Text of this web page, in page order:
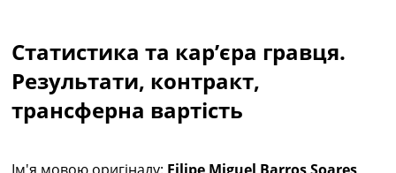
Чемпіонат Світу
Україна. Прем’єр-Ліга
Україна. Перша Ліга
Ліга Чемпіонів
Статистика та кар’єра гравця.
Результати, контракт,
трансферна вартість